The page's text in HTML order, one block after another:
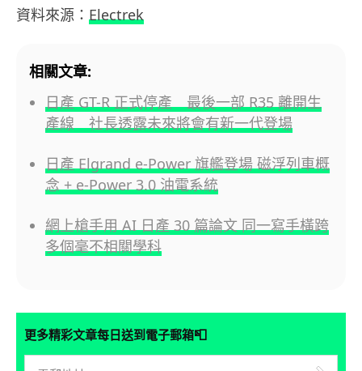
資料來源： Electrek
相關文章:
日產 GT-R 正式停產 最後一部 R35 離開生
產線 社長透露未來將會有新一代登場
日產 Elgrand e-Power 旗艦登場 磁浮列車概
念 + e-Power 3.0 油電系統
網上槍手用 AI 日產 30 篇論文 同一寫手橫跨
多個毫不相關學科
更多精彩文章每日送到電子郵箱📮